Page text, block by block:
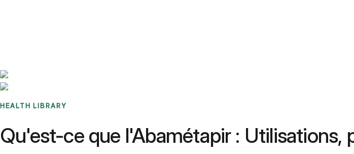
HEALTH LIBRARY
Qu'est-ce que l'Abamétapir : Utilisations,